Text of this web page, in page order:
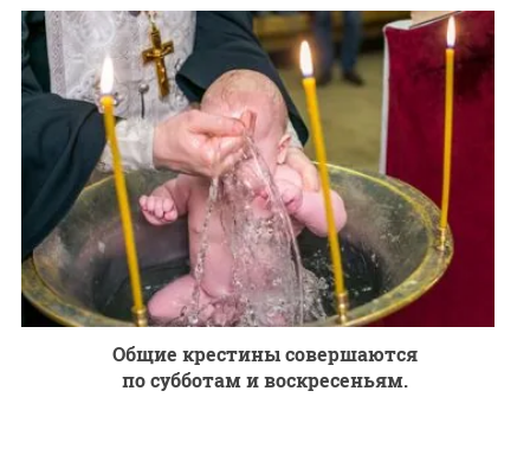
Общие крестины совершаются
по субботам и воскресеньям.